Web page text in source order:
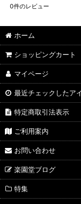
0件のレビュー
ホーム
ショッピングカート
マイページ
最近チェックしたア
特定商取引法表示
ご利用案内
お問い合わせ
楽園堂ブログ
特集